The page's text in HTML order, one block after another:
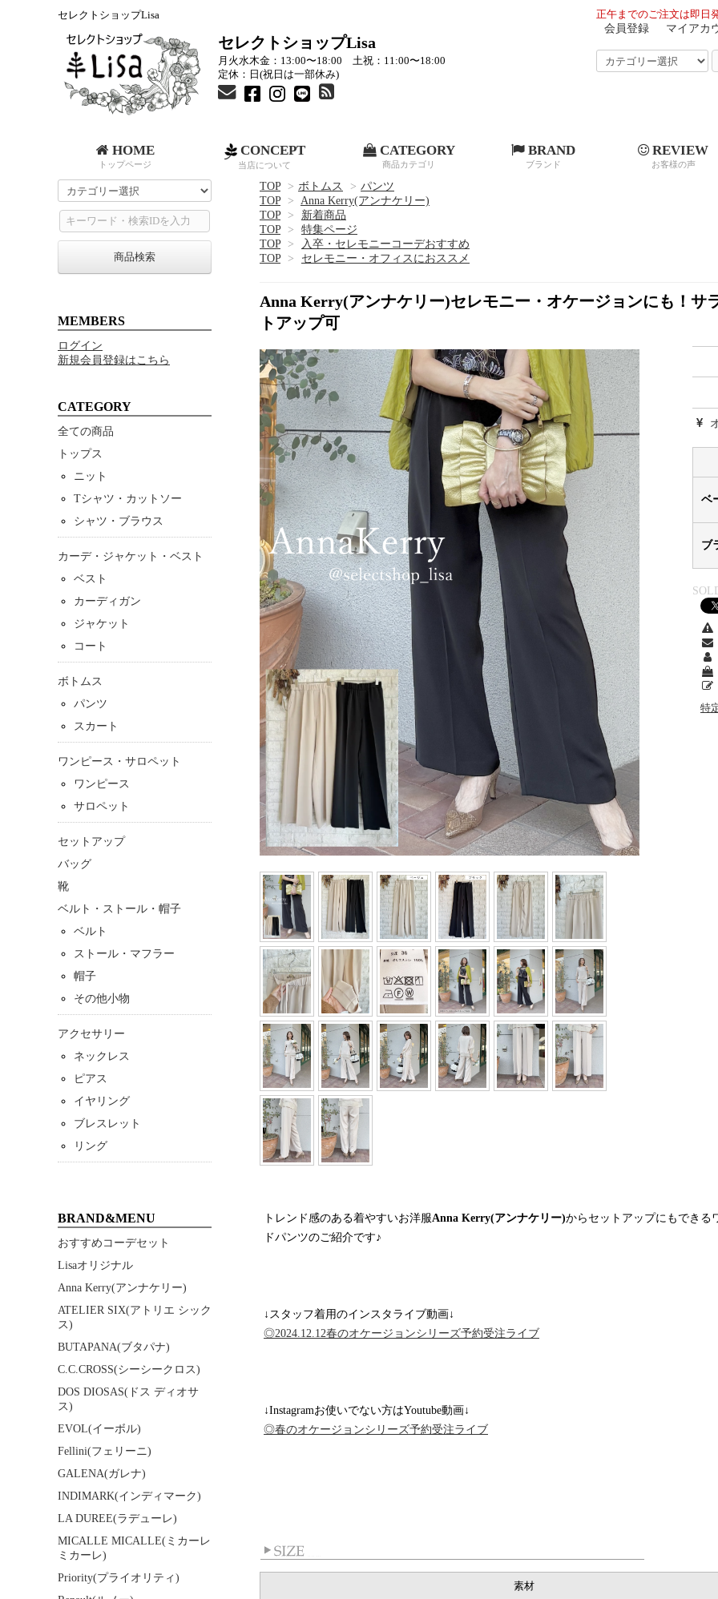
正午までのご注文は即日
会員登録 マイアカ
セレクトショップLisa
セレクトショップLisa
月火水木金：13:00〜18:00 土祝：11:00〜18:00
定休：日(祝日は一部休み)
HOME
トップページ
CONCEPT
当店について
CATEGORY
商品カテゴリ
BRAND
ブランド
REVIEW
お客様の声
TOP > ボトムス > パンツ
TOP
> Anna Kerry(アンナケリー)
TOP
>
新着商品
TOP
>
特集ページ
TOP
>
入卒・セレモニーコーデおすすめ
TOP
> セレモニー・オフィスにおススメ
Anna Kerry(アンナケリー)セレモニー・オケージョンにも！サ
トアップ可
ベ
ブ
特
トレンド感のある着やすいお洋服Anna Kerry(アンナケリー)からセットアップにもできる
ドパンツのご紹介です♪
↓スタッフ着用のインスタライブ動画↓
◎2024.12.12春のオケージョンシリーズ予約受注ライブ
↓Instagramお使いでない方はYoutube動画↓
◎春のオケージョンシリーズ予約受注ライブ
素材
商品検索
MEMBERS
ログイン
新規会員登録はこちら
CATEGORY
全ての商品
トップス
ニット
Tシャツ・カットソー
シャツ・ブラウス
カーデ・ジャケット・ベスト
ベスト
カーディガン
ジャケット
コート
ボトムス
パンツ
スカート
ワンピース・サロペット
ワンピース
サロペット
セットアップ
バッグ
靴
ベルト・ストール・帽子
ベルト
ストール・マフラー
帽子
その他小物
アクセサリー
ネックレス
ピアス
イヤリング
ブレスレット
リング
BRAND&MENU
おすすめコーデセット
Lisaオリジナル
Anna Kerry(アンナケリー)
ATELIER SIX(アトリエ シック
ス)
BUTAPANA(ブタパナ)
C.C.CROSS(シーシークロス)
DOS DIOSAS(ドス ディオサ
ス)
EVOL(イーボル)
Fellini(フェリーニ)
GALENA(ガレナ)
INDIMARK(インディマーク)
LA DUREE(ラデューレ)
MICALLE MICALLE(ミカーレ
ミカーレ)
Priority(プライオリティ)